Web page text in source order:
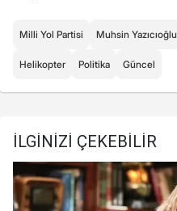
Milli Yol Partisi Muhsin Yazıcıoğlu
Helikopter Politika Güncel